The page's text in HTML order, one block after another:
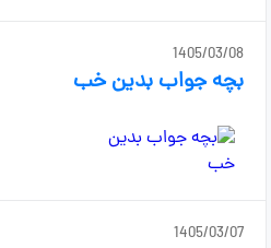
1405/03/08
بچه جواب بدین خب
1405/03/07